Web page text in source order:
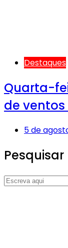
Destaques
Quarta-
de
5 de
Pesquisar